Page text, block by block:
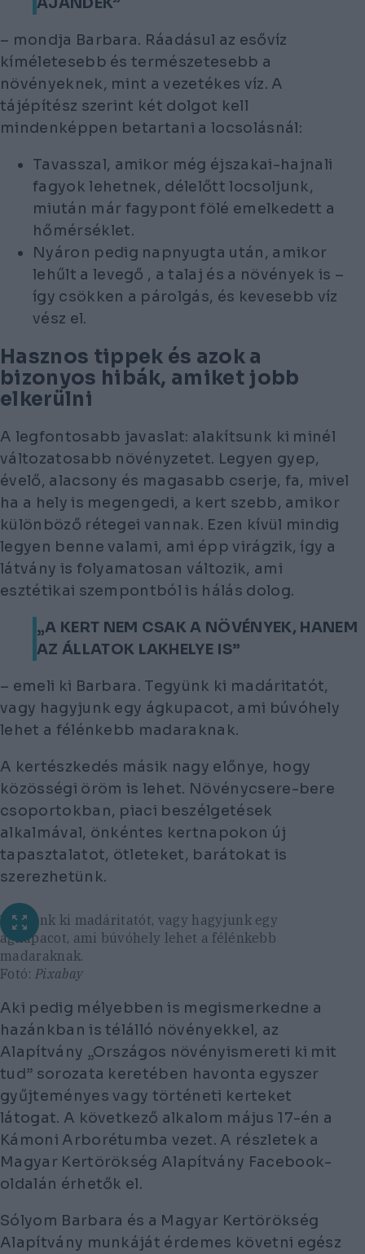
– mondja Barbara. Ráadásul az esővíz
kíméletesebb és természetesebb a
növényeknek, mint a vezetékes víz. A
tájépítész szerint két dolgot kell
mindenképpen betartani a locsolásnál:
Tavasszal, amikor még éjszakai-hajnali
fagyok lehetnek, délelőtt locsoljunk,
miután már fagypont fölé emelkedett a
hőmérséklet.
Nyáron pedig napnyugta után, amikor
lehűlt a levegő , a talaj és a növények is –
így csökken a párolgás, és kevesebb víz
vész el.
Hasznos tippek és azok a
bizonyos hibák, amiket jobb
elkerülni
A legfontosabb javaslat: alakítsunk ki minél
változatosabb növényzetet. Legyen gyep,
évelő, alacsony és magasabb cserje, fa, mivel
ha a hely is megengedi, a kert szebb, amikor
különböző rétegei vannak. Ezen kívül mindig
legyen benne valami, ami épp virágzik, így a
látvány is folyamatosan változik, ami
esztétikai szempontból is hálás dolog.
„A KERT NEM CSAK A NÖVÉNYEK, HANEM
AZ ÁLLATOK LAKHELYE IS”
– emeli ki Barbara. Tegyünk ki madáritatót,
vagy hagyjunk egy ágkupacot, ami búvóhely
lehet a félénkebb madaraknak.
A kertészkedés másik nagy előnye, hogy
közösségi öröm is lehet. Növénycsere-bere
csoportokban, piaci beszélgetések
alkalmával, önkéntes kertnapokon új
tapasztalatot, ötleteket, barátokat is
szerezhetünk.
Tegyünk ki madáritatót, vagy hagyjunk egy
ágkupacot, ami búvóhely lehet a félénkebb
madaraknak.
Fotó: Pixabay
Aki pedig mélyebben is megismerkedne a
hazánkban is télálló növényekkel, az
Alapítvány „Országos növényismereti ki mit
tud” sorozata keretében havonta egyszer
gyűjteményes vagy történeti kerteket
látogat. A következő alkalom május 17-én a
Kámoni Arborétumba vezet. A részletek a
Magyar Kertörökség Alapítvány Facebook-
oldalán érhetők el.
Sólyom Barbara és a Magyar Kertörökség
Alapítvány munkáját érdemes követni egész